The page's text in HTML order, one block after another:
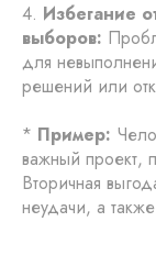
4. Избегание
выборов:
для
решений или
* Пример:
важный проект,
Вторичная
неудачи, а также